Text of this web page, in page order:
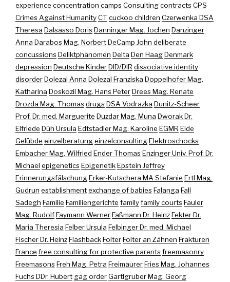
experience concentration campsConsultingcontractsCPS
Crimes Against HumanityCT cuckoo children Czerwenka DSA
Theresa Dalsasso DorisDanninger Mag. Jochen Danzinger
Anna Darabos Mag. NorbertDeCamp John deliberate
concussionsDeliktphänomen Delta Den HaagDenmark
depression Deutsche KinderDID/DIR dissociative identity
disorderDolezal Anna Dolezal Franziska Doppelhofer Mag.
Katharina Doskozil Mag. Hans PeterDrees Mag. Renate
Drozda Mag. ThomasdrugsDSA Vodrazka Dunitz-Scheer
Prof. Dr. med. Marguerite Duzdar Mag. Muna Dworak Dr.
Elfriede Düh Ursula Edtstadler Mag. Karoline EGMR Eide
Gelübde einzelberatungeinzelconsultingElektroschocks
Embacher Mag. Wilfried Ender ThomasEnzinger Univ. Prof. Dr.
Michael epigeneticsEpigenetikEpstein Jeffrey
ErinnerungsfälschungErker-Kutschera MA Stefanie Ertl Mag.
Gudrun establishmentexchange of babiesFalanga Fall
Sadegh Familie Familiengerichte familyfamily courtsFauler
Mag. RudolfFaymann WernerFaßmann Dr. HeinzFekter Dr.
Maria Theresia Felber Ursula Felbinger Dr. med. Michael
Fischer Dr. HeinzFlashbackFolterFolter an Zähnen Frakturen
France free consulting for protective parentsfreemasonry
FreemasonsFreh Mag. Petra FreimaurerFries Mag. Johannes
Fuchs DDr. Hubert gag orderGartlgruber Mag. Georg